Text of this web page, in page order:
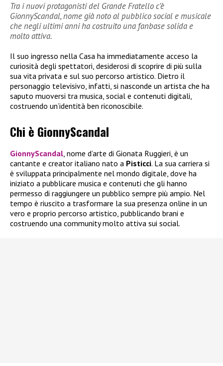
Tra i nuovi protagonisti del Grande Fratello c’è
GionnyScandal, nome già noto al pubblico social e musicale
che negli ultimi anni ha costruito una fanbase solida e
molto attiva.
Il suo ingresso nella Casa ha immediatamente acceso la
curiosità degli spettatori, desiderosi di scoprire di più sulla
sua vita privata e sul suo percorso artistico. Dietro il
personaggio televisivo, infatti, si nasconde un artista che ha
saputo muoversi tra musica, social e contenuti digitali,
costruendo un’identità ben riconoscibile.
Chi è GionnyScandal
GionnyScandal , nome d’arte di Gionata Ruggieri, è un
cantante e creator italiano nato a Pisticci. La sua carriera si
è sviluppata principalmente nel mondo digitale, dove ha
iniziato a pubblicare musica e contenuti che gli hanno
permesso di raggiungere un pubblico sempre più ampio. Nel
tempo è riuscito a trasformare la sua presenza online in un
vero e proprio percorso artistico, pubblicando brani e
costruendo una community molto attiva sui social.